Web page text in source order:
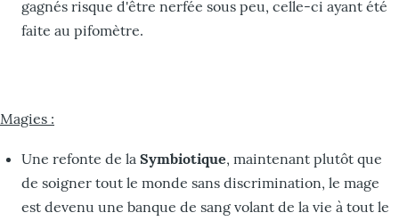
gagnés risque d'être nerfée sous peu, celle-ci ayant été
faite au pifomètre.
Magies :
Une refonte de la Symbiotique, maintenant plutôt que
de soigner tout le monde sans discrimination, le mage
est devenu une banque de sang volant de la vie à tout le